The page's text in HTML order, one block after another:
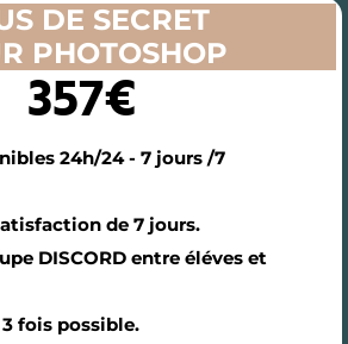
DE SECRET
PHOTOSHOP
357€
24h/24 - 7 jours /7
de 7 jours.
DISCORD entre éléves et
fois possible.